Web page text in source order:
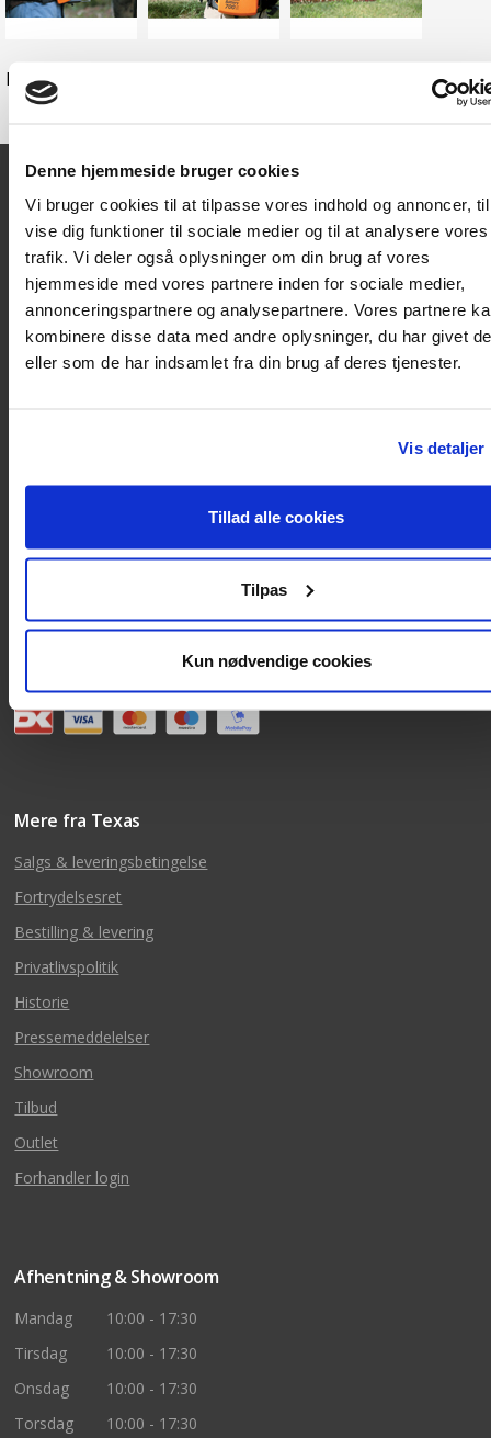
Denne hjemmeside bruger cookies
Vi bruger cookies til at tilpasse vores indhold og annoncer,
vise dig funktioner til sociale medier og til at analysere vores
trafik. Vi deler også oplysninger om din brug af vores
hjemmeside med vores partnere inden for sociale medier,
annonceringspartnere og analysepartnere. Vores partnere
kombinere disse data med andre oplysninger, du har givet
eller som de har indsamlet fra din brug af deres tjenester.
Vis detaljer
Tillad alle cookies
Tilpas
Kun nødvendige cookies
Download
Kontakt
Texas A/S
Knullen 22
5260 Odense S
CVR: DK66212319
Mandag - torsdag 09:00 - 15:00
Fredag 09:00 - 14:30
post@texas.dk
Mere fra Texas
Salgs & leveringsbetingelse
Fortrydelsesret
Bestilling & levering
Privatlivspolitik
Historie
Pressemeddelelser
Showroom
Tilbud
Outlet
Forhandler login
Afhentning & Showroom
Mandag
10:00 - 17:30
Tirsdag
10:00 - 17:30
Onsdag
10:00 - 17:30
Torsdag
10:00 - 17:30